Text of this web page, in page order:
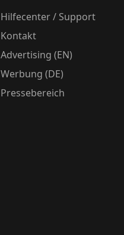
Hilfecenter / Support
Kontakt
Advertising (EN)
Werbung (DE)
Pressebereich